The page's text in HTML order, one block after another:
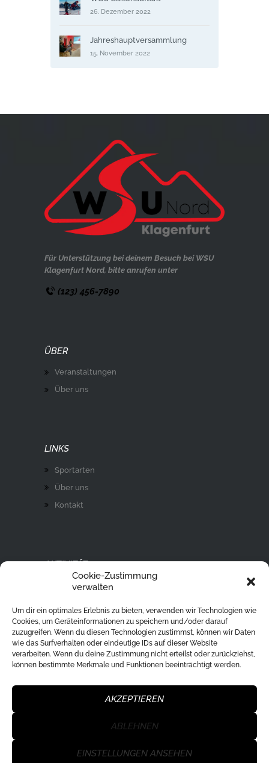
Cookie-Zustimmung
verwalten
Um dir ein optimales Erlebnis zu bieten, verwenden wir Technologien wie
Cookies, um Geräteinformationen zu speichern und/oder darauf
zuzugreifen. Wenn du diesen Technologien zustimmst, können wir Daten
wie das Surfverhalten oder eindeutige IDs auf dieser Website
verarbeiten. Wenn du deine Zustimmung nicht erteilst oder zurückziehst,
können bestimmte Merkmale und Funktionen beeinträchtigt werden.
AKZEPTIEREN
ABLEHNEN
EINSTELLUNGEN ANSEHEN
26. Dezember 2022
Jahreshauptversammlung
15. November 2022
Für Unterstützung bei deinem Besuch bei WSU
Klagenfurt Nord, bitte anrufen unter
(123) 456-7890
ÜBER
Veranstaltungen
Über uns
LINKS
Sportarten
Über uns
Kontakt
AKTIVITÄT
Ski Alpin
Langlaufen
Eislaufen
Ski Tour
WSU Klagenfurt Nord© 2026. All Rights